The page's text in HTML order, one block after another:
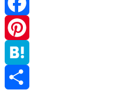
Line
Facebook
Pinterest
Hatena